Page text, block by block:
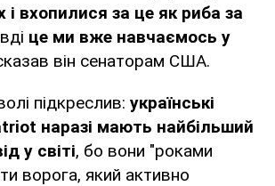
і вхопилися за це як риба за
це ми вже навчаємось у
він сенаторам США.
підкреслив: українські
наразі мають найбільший
у світі, бо вони "роками
ворога, який активно